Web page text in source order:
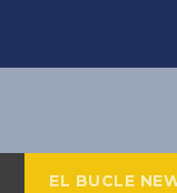
EL BUCLE